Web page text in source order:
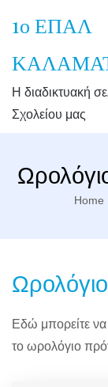
1ο ΕΠΑΛ
Η διαδικτυακή
Σχολείου μας
Home
Εδώ μπορείτε
το ωρολόγιο